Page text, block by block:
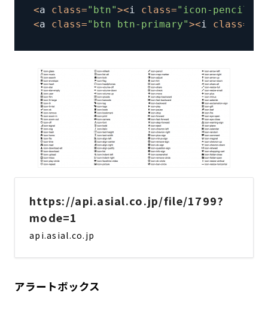
<a class="btn"><i class="icon-pencil"
<a class="btn btn-primary"><i class=
https://api.asial.co.jp/file/1799?
mode=1
api.asial.co.jp
アラートボックス